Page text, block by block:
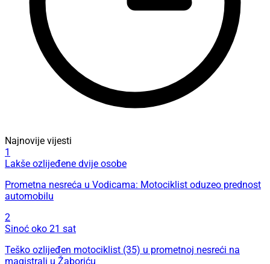
Najnovije vijesti
1
Lakše ozlijeđene dvije osobe
Prometna nesreća u Vodicama: Motociklist oduzeo prednost
automobilu
2
Sinoć oko 21 sat
Teško ozlijeđen motociklist (35) u prometnoj nesreći na
magistrali u Žaboriću